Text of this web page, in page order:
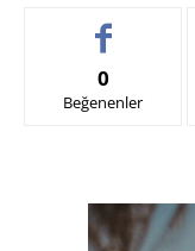
0
Beğenenler